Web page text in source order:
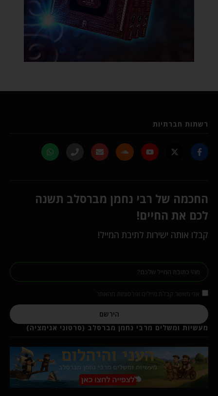
רשתות חברתיות
החכמה של רבי נחמן מברסלב תשנה
לכם את החיים!
קבלו אותה ישירות לתיבת המייל!
הירשם
מעשיות ומשלים מרבי נחמן מברסלב (סרטוני אנימציה)